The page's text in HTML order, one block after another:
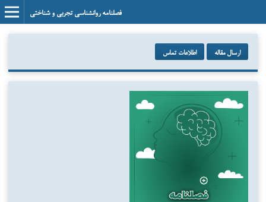
فصلنامه روانشناسی تجربی و شناختی
ارسال مقاله اطلاعات تماس